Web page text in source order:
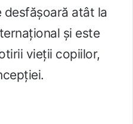
desfășoară atât la
și este
vieții copiilor,